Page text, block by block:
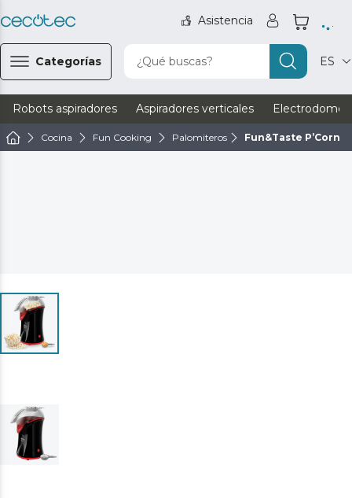
Asistencia
Categorías ¿Qué buscas? ES
Robots aspiradores Aspiradores verticales
Cocina Fun Cooking Palomiteros Fun&Taste P’Corn